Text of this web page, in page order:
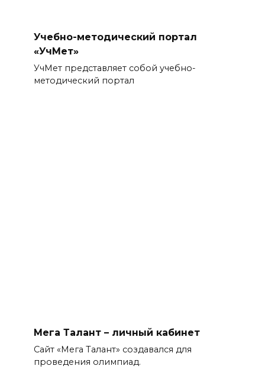
Учебно-методический портал
«УчМет»
УчМет представляет собой учебно-
методический портал
Мега Талант – личный кабинет
Сайт «Мега Талант» создавался для
проведения олимпиад.